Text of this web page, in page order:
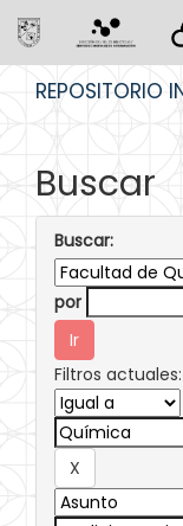
REPOSITORIO
Buscar
Buscar:
por
Filtros actuales: